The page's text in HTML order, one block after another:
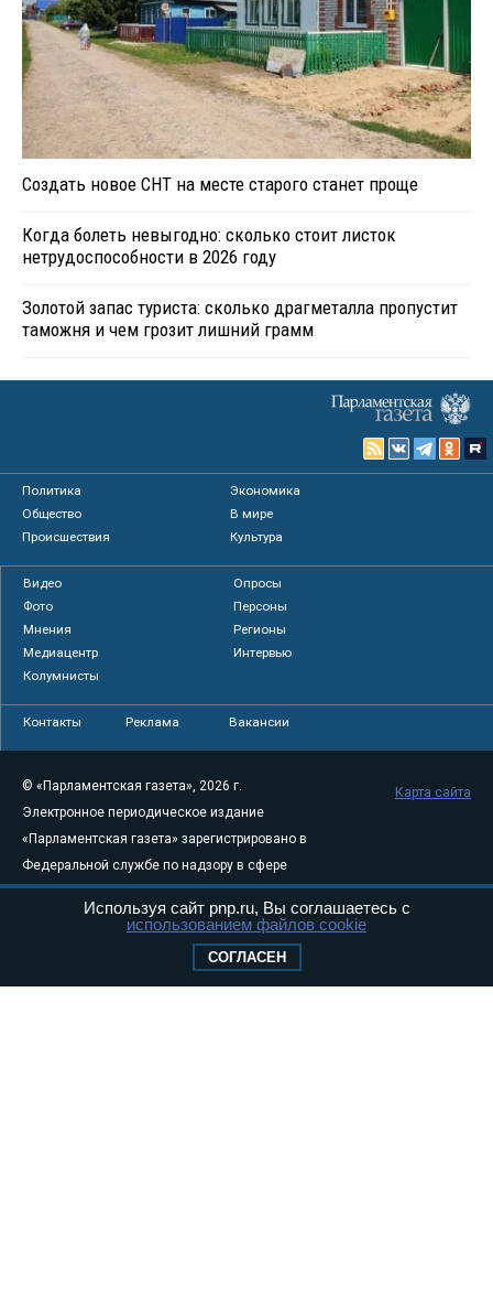
Создать новое СНТ на месте старого станет проще
Когда болеть невыгодно: сколько стоит листок
нетрудоспособности в 2026 году
Золотой запас туриста: сколько драгметалла пропустит
таможня и чем грозит лишний грамм
Политика
Экономика
Общество
В мире
Происшествия
Культура
Видео
Опросы
Фото
Персоны
Мнения
Регионы
Медиацентр
Интервью
Колумнисты
Контакты Реклама Вакансии
© «Парламентская газета», 2026 г.
Электронное периодическое издание
«Парламентская газета» зарегистрировано в
Федеральной службе по надзору в сфере
связи, информационных технологий и
массовых коммуникаций (Роскомнадзор) 05
Свидетельство о регистрации Эл № ФС77-
Карта сайта
Используя сайт pnp.ru, Вы соглашаетесь с
использованием файлов cookie
СОГЛАСЕН